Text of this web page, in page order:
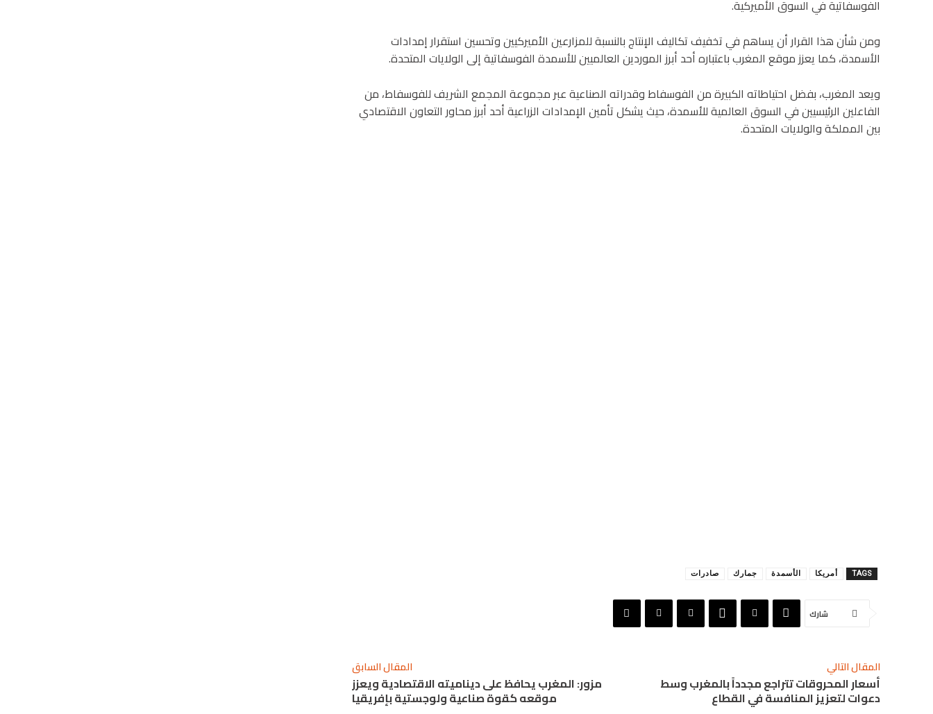
الفوسفاتية في السوق الأميركية.
ومن شأن هذا القرار أن يساهم في تخفيف تكاليف الإنتاج بالنسبة للمزارعين الأميركيين وتحسين استقرار إمدادات
الأسمدة، كما يعزز موقع المغرب باعتباره أحد أبرز الموردين العالميين للأسمدة الفوسفاتية إلى الولايات المتحدة.
ويعد المغرب، بفضل احتياطاته الكبيرة من الفوسفاط وقدراته الصناعية عبر مجموعة المجمع الشريف للفوسفاط، من
الفاعلين الرئيسيين في السوق العالمية للأسمدة، حيث يشكل تأمين الإمدادات الزراعية أحد أبرز محاور التعاون الاقتصادي
بين المملكة والولايات المتحدة.
TAGS أمريكا الأسمدة جمارك صادرات
شارك
المقال السابق
مزور: المغرب يحافظ على ديناميته الاقتصادية ويعزز
موقعه كقوة صناعية ولوجستية بإفريقيا
المقال التالي
أسعار المحروقات تتراجع مجدداً بالمغرب وسط
دعوات لتعزيز المنافسة في القطاع